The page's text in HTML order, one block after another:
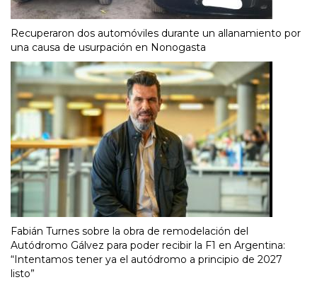
Recuperaron dos automóviles durante un allanamiento por
una causa de usurpación en Nonogasta
Fabián Turnes sobre la obra de remodelación del
Autódromo Gálvez para poder recibir la F1 en Argentina:
“Intentamos tener ya el autódromo a principio de 2027
listo”